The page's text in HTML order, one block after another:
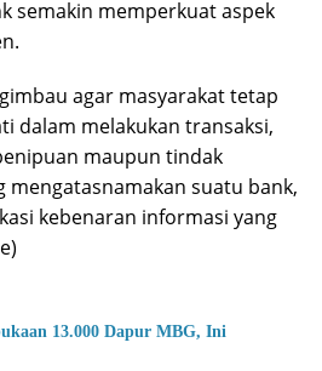
semakin memperkuat aspek
agar masyarakat tetap
dalam melakukan transaksi,
maupun tindak
mengatasnamakan suatu bank,
kebenaran informasi yang
13.000 Dapur MBG, Ini